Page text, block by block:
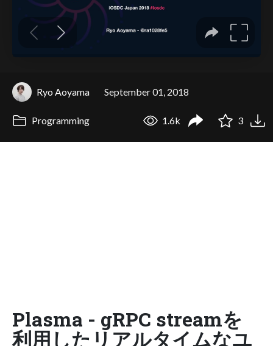
Ryo Aoyama September 01, 2018
Programming 1.6k 3
Plasma - gRPC streamを
利用したリアルタイムなユ